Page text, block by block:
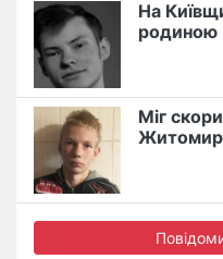
На
родиною
Міг